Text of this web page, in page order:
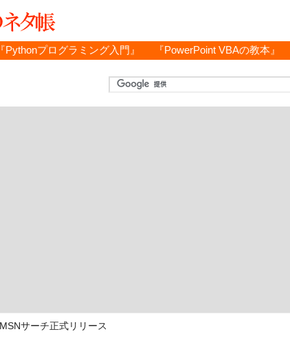
『Pythonプログラミング入門』 『PowerPoint VBAの教本』
MSNサーチ正式リリース